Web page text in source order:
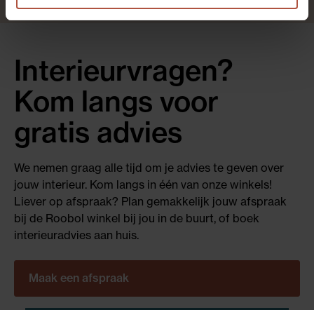
Interieurvragen?
Kom langs voor
gratis advies
We nemen graag alle tijd om je advies te geven over
jouw interieur. Kom langs in één van onze winkels!
Liever op afspraak? Plan gemakkelijk jouw afspraak
bij de Roobol winkel bij jou in de buurt, of boek
interieuradvies aan huis.
Maak een afspraak